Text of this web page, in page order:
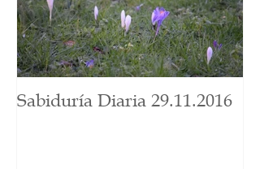
Sabiduría Diaria 29.11.2016